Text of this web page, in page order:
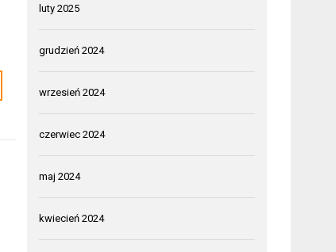
luty 2025
grudzień 2024
wrzesień 2024
czerwiec 2024
maj 2024
kwiecień 2024